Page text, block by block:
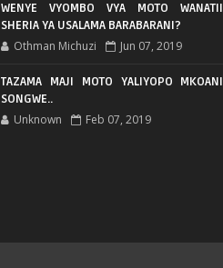
WENYE VYOMBO VYA MOTO WANATII
SHERIA YA USALAMA BARABARANI?
Othman Michuzi Jun 07, 2019
TAZAMA MAJI MOTO YALIYOPO MKOANI
SONGWE..
Unknown Feb 07, 2019